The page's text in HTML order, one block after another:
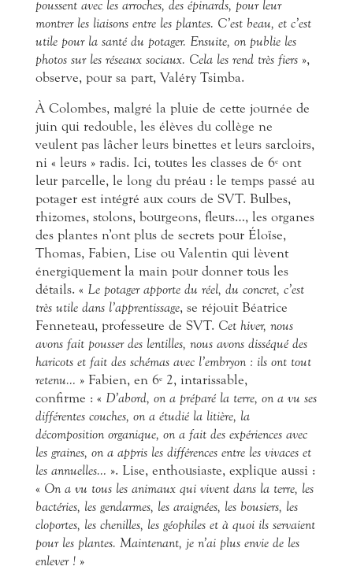
poussent avec les arroches, des épinards, pour leur
montrer les liaisons entre les plantes. C’est beau, et c’est
utile pour la santé du potager. Ensuite, on publie les
photos sur les réseaux sociaux. Cela les rend très fiers »,
observe, pour sa part, Valéry Tsimba.
À Colombes, malgré la pluie de cette journée de
juin qui redouble, les élèves du collège ne
veulent pas lâcher leurs binettes et leurs sarcloirs,
ni « leurs » radis. Ici, toutes les classes de 6e ont
leur parcelle, le long du préau : le temps passé au
potager est intégré aux cours de SVT. Bulbes,
rhizomes, stolons, bourgeons, fleurs…, les organes
des plantes n’ont plus de secrets pour Éloïse,
Thomas, Fabien, Lise ou Valentin qui lèvent
énergiquement la main pour donner tous les
détails. « Le potager apporte du réel, du concret, c’est
très utile dans l’apprentissage, se réjouit Béatrice
Fenneteau, professeure de SVT. Cet hiver, nous
avons fait pousser des lentilles, nous avons disséqué des
haricots et fait des schémas avec l’embryon : ils ont tout
retenu… » Fabien, en 6e 2, intarissable,
confirme : « D’abord, on a préparé la terre, on a vu ses
différentes couches, on a étudié la litière, la
décomposition organique, on a fait des expériences avec
les graines, on a appris les différences entre les vivaces et
les annuelles… ». Lise, enthousiaste, explique aussi :
« On a vu tous les animaux qui vivent dans la terre, les
bactéries, les gendarmes, les araignées, les bousiers, les
cloportes, les chenilles, les géophiles et à quoi ils servaient
pour les plantes. Maintenant, je n’ai plus envie de les
enlever ! »